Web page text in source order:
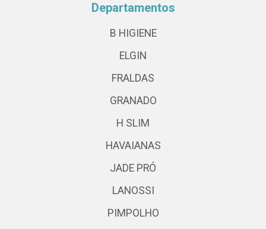
Departamentos
B HIGIENE
ELGIN
FRALDAS
GRANADO
H SLIM
HAVAIANAS
JADE PRÓ
LANOSSI
PIMPOLHO